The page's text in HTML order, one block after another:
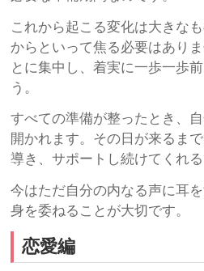
これから起こる変化は大きな
からといって焦る必要はあり
とに集中し、着実に一歩一歩
う。
すべての準備が整ったとき、
開かれます。その日が来るま
導き、サポートし続けてくれる
今はただ自分の内なる声に耳
身を委ねることが大切です。
恋愛編